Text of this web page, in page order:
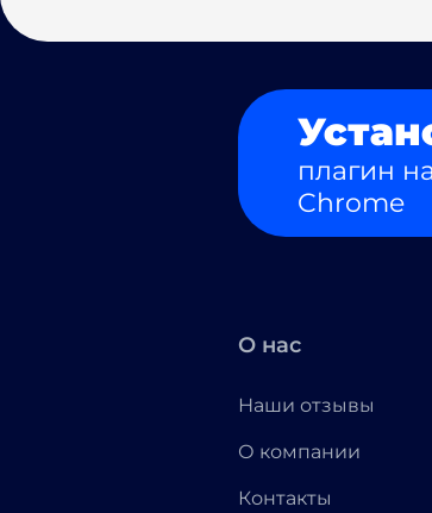
плагин
Chrome
О нас
Наши отзывы
О компании
Контакты